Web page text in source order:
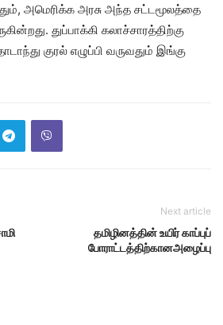
அமெரிக்க அரசு அந்த சட்டமூலத்தை
துப்பாக்கி கலாச்சாரத்திற்கு
குரல் எழுப்பி வருவதும் இங்கு
Next article
தமிழினத்தின் உயிர் காப்புப்
போராட்டத்திற்கானஅழைப்பு